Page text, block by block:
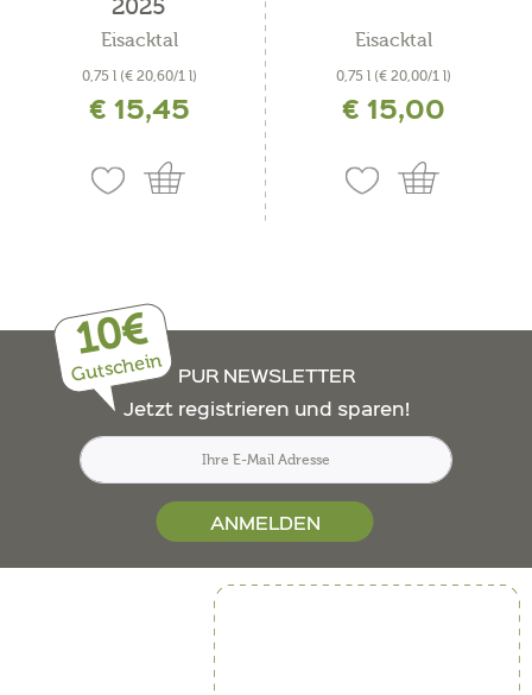
2025
Eisacktal
0,75 l (€ 20,60/1 l)
inkl. MwSt. zzgl. Versandkosten
€ 15,45
Eisacktal
0,75 l (€ 20,00/1 l)
inkl. MwSt. zzgl. Versandkosten
€ 15,00
10€
Gutschein
PUR NEWSLETTER
Jetzt registrieren und sparen!
ANMELDEN